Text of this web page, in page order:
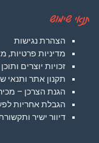
תנאי שימוש
הצהרת נגישות
מדיניות פרטיות,
זכויות יוצרים ותוכן
תקנון אתר ותנאי
הגנת הצרכן –
הגבלת אחריות
דיוור ישיר